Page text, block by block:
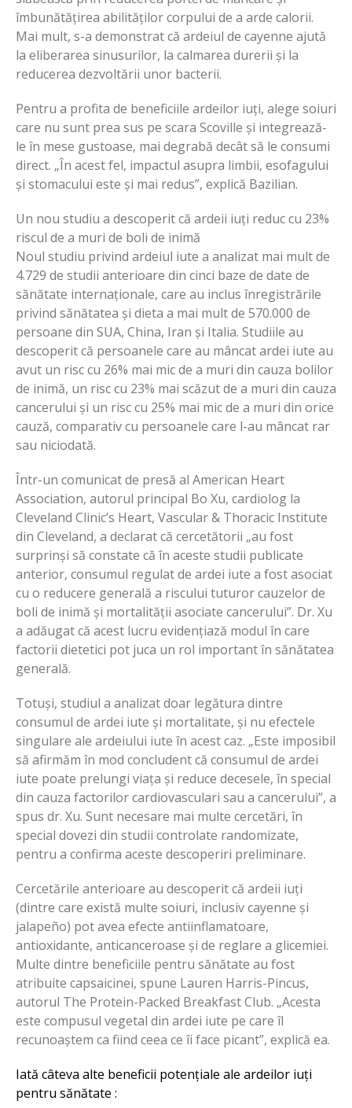
îmbunătățirea abilităților corpului de a arde calorii.
Mai mult, s-a demonstrat că ardeiul de cayenne ajută
la eliberarea sinusurilor, la calmarea durerii și la
reducerea dezvoltării unor bacterii.
Pentru a profita de beneficiile ardeilor iuți, alege soiuri
care nu sunt prea sus pe scara Scoville și integrează-
le în mese gustoase, mai degrabă decât să le consumi
direct. „În acest fel, impactul asupra limbii, esofagului
și stomacului este și mai redus”, explică Bazilian.
Un nou studiu a descoperit că ardeii iuți reduc cu 23%
riscul de a muri de boli de inimă
Noul studiu privind ardeiul iute a analizat mai mult de
4.729 de studii anterioare din cinci baze de date de
sănătate internaționale, care au inclus înregistrările
privind sănătatea și dieta a mai mult de 570.000 de
persoane din SUA, China, Iran și Italia. Studiile au
descoperit că persoanele care au mâncat ardei iute au
avut un risc cu 26% mai mic de a muri din cauza bolilor
de inimă, un risc cu 23% mai scăzut de a muri din cauza
cancerului și un risc cu 25% mai mic de a muri din orice
cauză, comparativ cu persoanele care l-au mâncat rar
sau niciodată.
Într-un comunicat de presă al American Heart
Association, autorul principal Bo Xu, cardiolog la
Cleveland Clinic’s Heart, Vascular & Thoracic Institute
din Cleveland, a declarat că cercetătorii „au fost
surprinși să constate că în aceste studii publicate
anterior, consumul regulat de ardei iute a fost asociat
cu o reducere generală a riscului tuturor cauzelor de
boli de inimă și mortalității asociate cancerului”. Dr. Xu
a adăugat că acest lucru evidențiază modul în care
factorii dietetici pot juca un rol important în sănătatea
generală.
Totuși, studiul a analizat doar legătura dintre
consumul de ardei iute și mortalitate, și nu efectele
singulare ale ardeiului iute în acest caz. „Este imposibil
să afirmăm în mod concludent că consumul de ardei
iute poate prelungi viața și reduce decesele, în special
din cauza factorilor cardiovasculari sau a cancerului”, a
spus dr. Xu. Sunt necesare mai multe cercetări, în
special dovezi din studii controlate randomizate,
pentru a confirma aceste descoperiri preliminare.
Cercetările anterioare au descoperit că ardeii iuți
(dintre care există multe soiuri, inclusiv cayenne și
jalapeño) pot avea efecte antiinflamatoare,
antioxidante, anticanceroase și de reglare a glicemiei.
Multe dintre beneficiile pentru sănătate au fost
atribuite capsaicinei, spune Lauren Harris-Pincus,
autorul The Protein-Packed Breakfast Club. „Acesta
este compusul vegetal din ardei iute pe care îl
recunoaștem ca fiind ceea ce îi face picant”, explică ea.
Iată câteva alte beneficii potențiale ale ardeilor iuți
pentru sănătate :